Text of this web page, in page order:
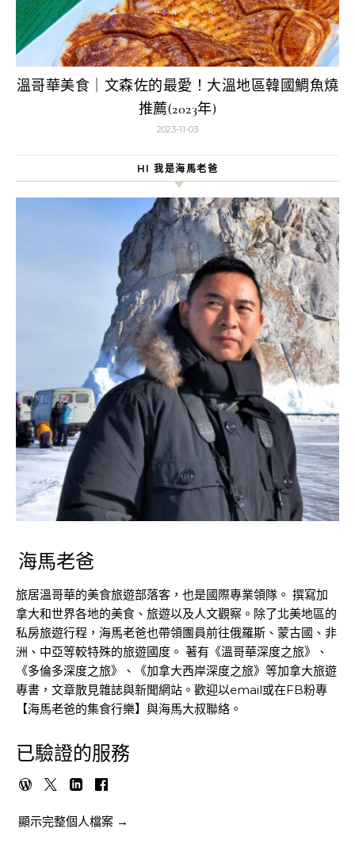
溫哥華美食｜文森佐的最愛！大溫地區韓國鯛魚燒
推薦(2023年)
2023-11-03
HI 我是海馬老爸
海馬老爸
旅居溫哥華的美食旅遊部落客，也是國際專業領隊。 撰寫加
拿大和世界各地的美食、旅遊以及人文觀察。除了北美地區的
私房旅遊行程，海馬老爸也帶領團員前往俄羅斯、蒙古國、非
洲、中亞等較特殊的旅遊國度。 著有《溫哥華深度之旅》、
《多倫多深度之旅》、《加拿大西岸深度之旅》等加拿大旅遊
專書，文章散見雜誌與新聞網站。歡迎以email或在FB粉專
【海馬老爸的集食行樂】與海馬大叔聯絡。
已驗證的服務
顯示完整個人檔案 →